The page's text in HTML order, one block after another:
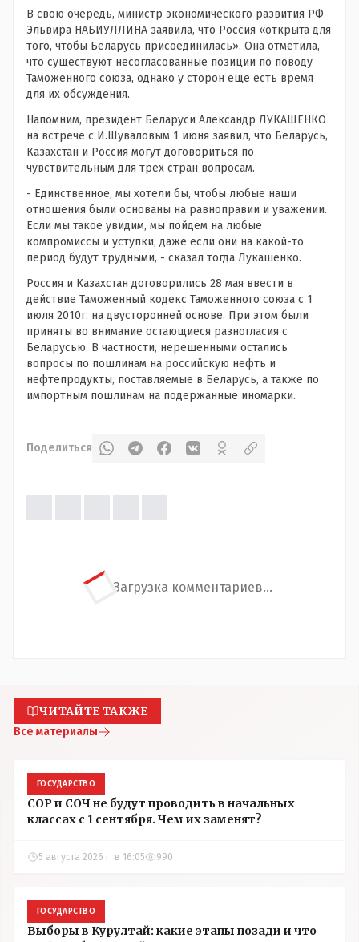
В свою очередь, министр экономического развития РФ
Эльвира НАБИУЛЛИНА заявила, что Россия «открыта для
того, чтобы Беларусь присоединилась». Она отметила,
что существуют несогласованные позиции по поводу
Таможенного союза, однако у сторон еще есть время
для их обсуждения.
Напомним, президент Беларуси Александр ЛУКАШЕНКО
на встрече с И.Шуваловым 1 июня заявил, что Беларусь,
Казахстан и Россия могут договориться по
чувствительным для трех стран вопросам.
- Единственное, мы хотели бы, чтобы любые наши
отношения были основаны на равноправии и уважении.
Если мы такое увидим, мы пойдем на любые
компромиссы и уступки, даже если они на какой-то
период будут трудными, - сказал тогда Лукашенко.
Россия и Казахстан договорились 28 мая ввести в
действие Таможенный кодекс Таможенного союза с 1
июля 2010г. на двусторонней основе. При этом были
приняты во внимание остающиеся разногласия с
Беларусью. В частности, нерешенными остались
вопросы по пошлинам на российскую нефть и
нефтепродукты, поставляемые в Беларусь, а также по
импортным пошлинам на подержанные иномарки.
Поделиться
Загрузка комментариев...
ЧИТАЙТЕ ТАКЖЕ
Все материалы
ГОСУДАРСТВО
СОР и СОЧ не будут проводить в начальных
классах с 1 сентября. Чем их заменят?
5 августа 2026 г. в 16:05 990
ГОСУДАРСТВО
Выборы в Курултай: какие этапы позади и что